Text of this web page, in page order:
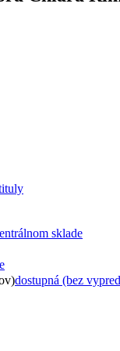
sklade
dostupná (bez